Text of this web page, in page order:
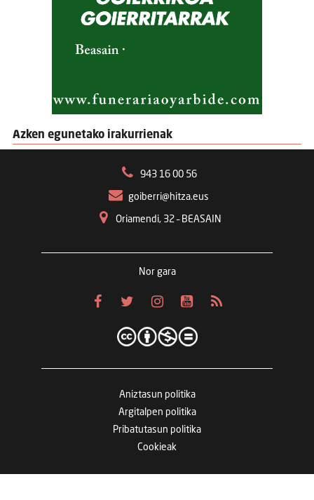
Azken egunetako irakurrienak
943 16 00 56
goiberri@hitza.eus
Oriamendi, 32 – BEASAIN
Nor gara
Aniztasun politika
Argitalpen politika
Pribatutasun politika
Cookieak